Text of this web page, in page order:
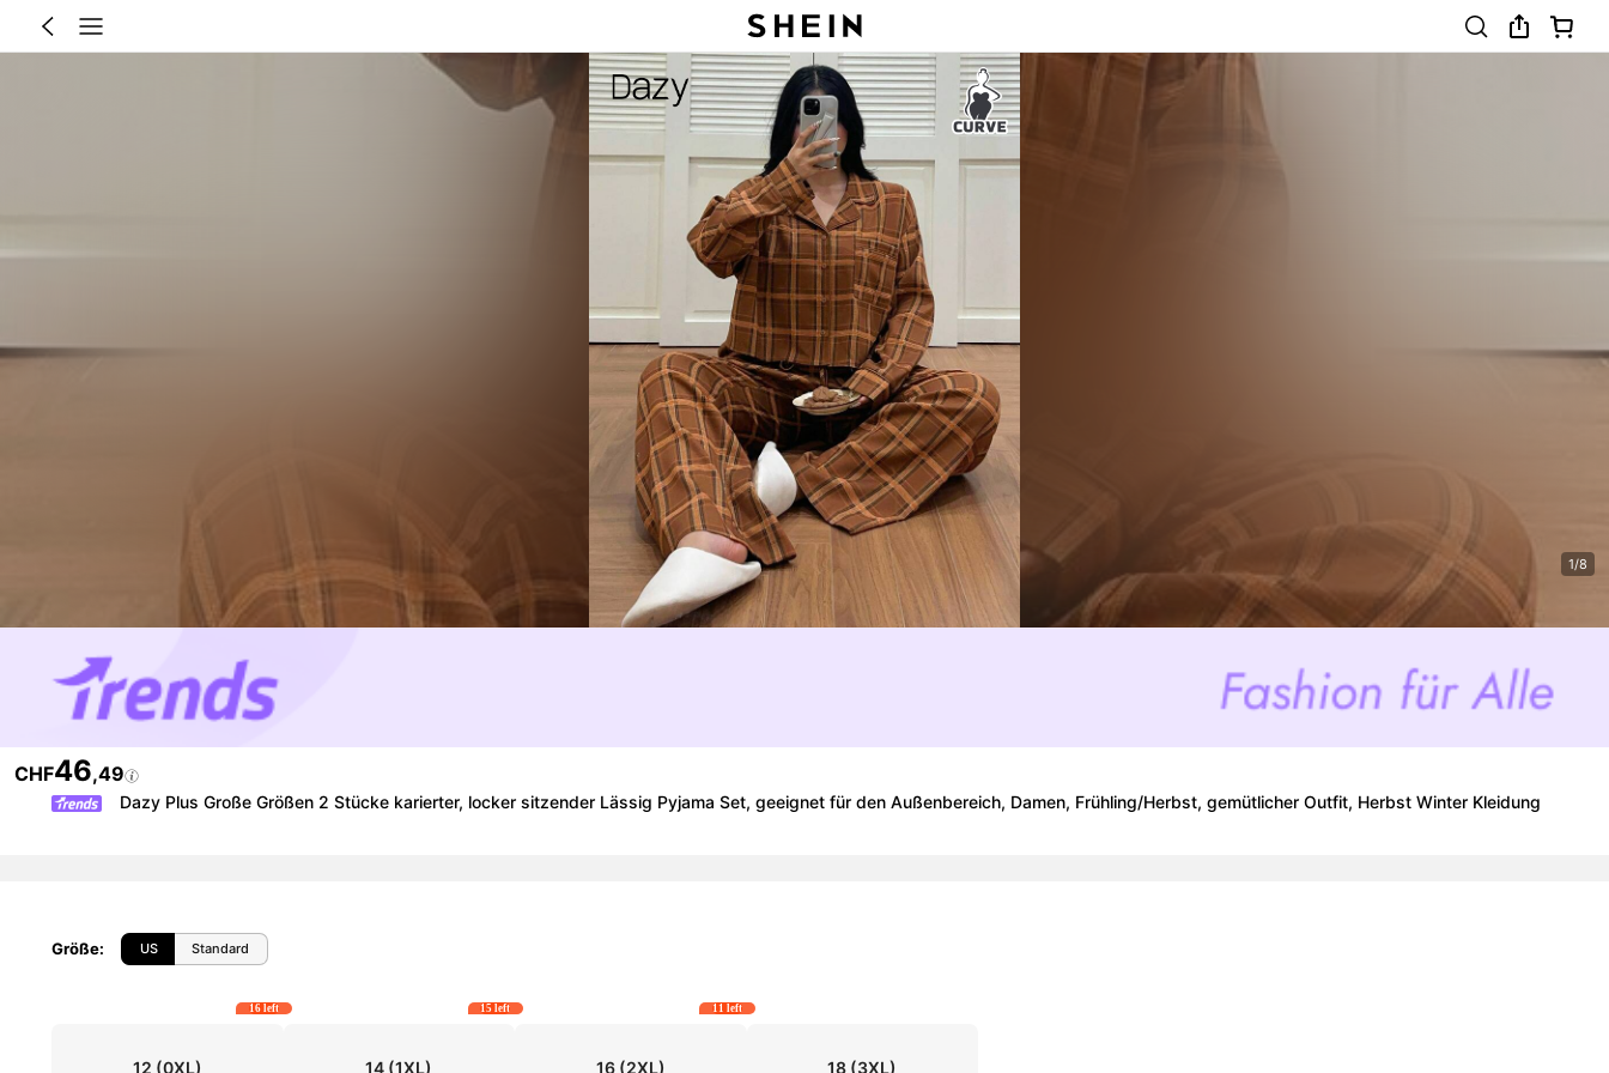
1/8
CHF46,49
Dazy Plus Große Größen 2 Stücke karierter, locker sitzender Lässig Pyjama Set, geeignet für den Außenbereich, Damen, Frühling/Herbst, gemütlicher Outfit, Herbst Winter Kleidung
Größe: US Standard
12 (0XL)
16 left
14 (1XL)
15 left
16(2XL)
11 left
18 (3XL)